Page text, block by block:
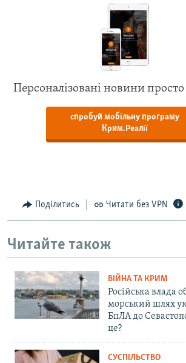
Персоналізовані новини
спробуй мобільну програму
Крим.Реалії
Поділитись Читати без VPN
Читайте також
ВІЙНА ТА КРИМ
Російська влада
морський шлях
БпЛА до
це?
СУСПІЛЬСТВО